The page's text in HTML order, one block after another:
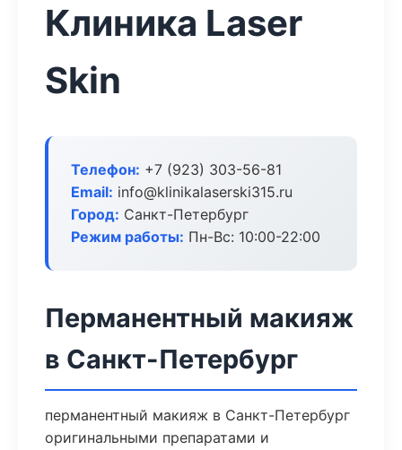
Клиника Laser
Skin
Телефон: +7 (923) 303-56-81
Email: info@klinikalaserski315.ru
Город: Санкт-Петербург
Режим работы: Пн-Вс: 10:00-22:00
Перманентный макияж
в Санкт-Петербург
перманентный макияж в Санкт-Петербург
оригинальными препаратами и